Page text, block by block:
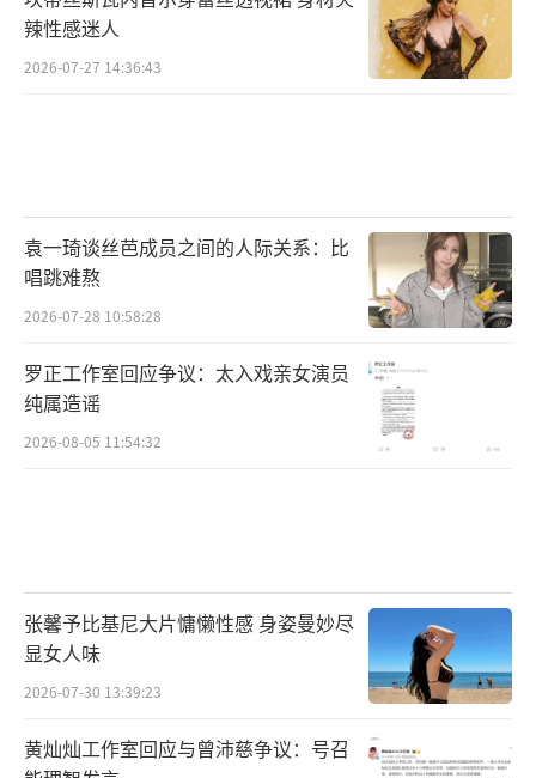
辣性感迷人
2026-07-27 14:36:43
袁一琦谈丝芭成员之间的人际关系：比
唱跳难熬
2026-07-28 10:58:28
罗正工作室回应争议：太入戏亲女演员
纯属造谣
2026-08-05 11:54:32
张馨予比基尼大片慵懒性感 身姿曼妙尽
显女人味
2026-07-30 13:39:23
黄灿灿工作室回应与曾沛慈争议：号召